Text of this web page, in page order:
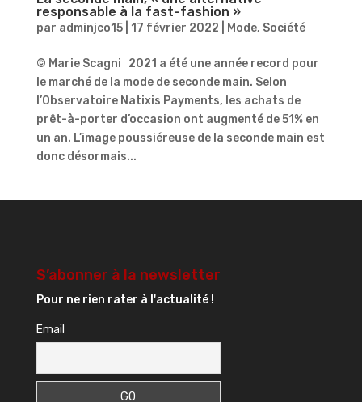
responsable à la fast-fashion »
par adminjco15| 17 février 2022 Mode, Société
© Marie Scagni 2021 a été une année record pour
le marché de la mode de seconde main. Selon
l’Observatoire Natixis Payments, les achats de
prêt-à-porter d’occasion ont augmenté de 51% en
un an. L’image poussiéreuse de la seconde main est
donc désormais...
S’abonner à la newsletter
Pour ne rien rater à l'actualité !
Email